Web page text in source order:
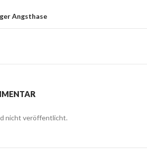
Angsthase
nicht veröffentlicht.